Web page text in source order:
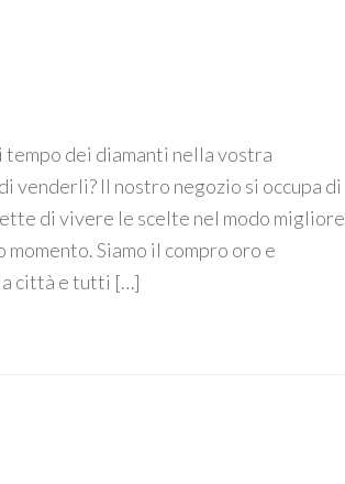
tempo dei diamanti nella vostra
venderli? Il nostro negozio si occupa di
di vivere le scelte nel modo migliore
Siamo il compro oro e
città e tutti […]